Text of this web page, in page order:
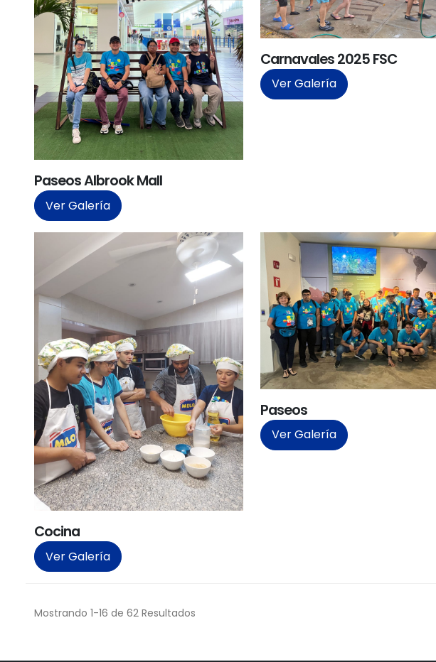
Paseos Albrook Mall
Ver Galería
Carnavales 2025 FSC
Ver Galería
Cocina
Ver Galería
Paseos
Ver Galería
Mostrando 1-16 de 62 Resultados